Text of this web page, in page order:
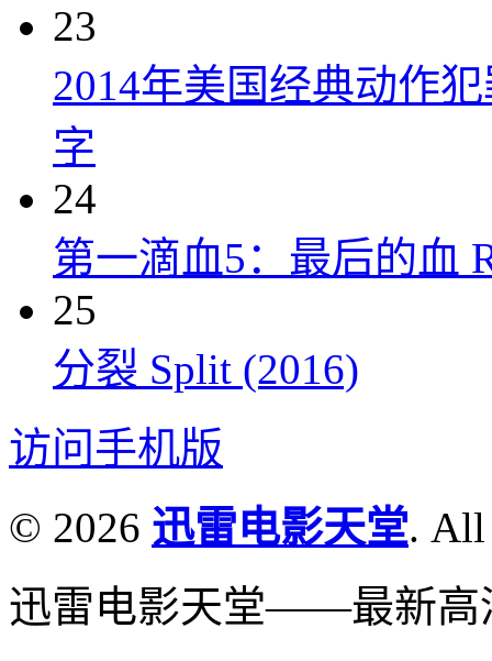
23
2014年美国经典动作
字
24
第一滴血5：最后的血
25
分裂 Split (2016)
访问手机版
© 2026 迅雷电影天堂. All
迅雷电影天堂——最新高